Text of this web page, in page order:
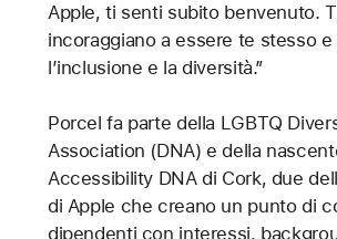
Apple, ti senti subito benvenuto.
incoraggiano a essere te stesso
l’inclusione e la diversità.”
Porcel fa parte della LGBTQ
Association (DNA) e della
Accessibility DNA di Cork, due
di Apple che creano un punto di
dipendenti con interessi,